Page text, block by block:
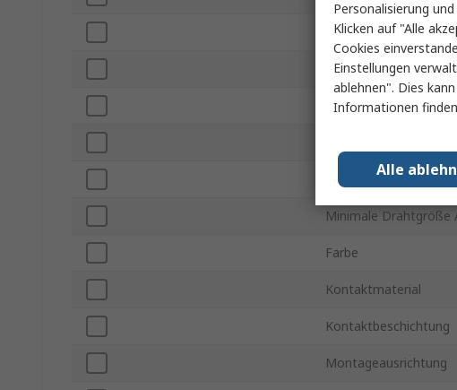
Flachstecker Breite
Isoliert/nicht isoliert
Drahtgröße max mm2
Drahtgröße min mm2
Minimale Drahtgröße
Farbe
Kontaktmaterial
Kontaktbeschichtung
Montageausrichtung
Personalisierung
Klicken auf "Alle
Cookies
Einstellungen
ablehnen". Dies
Informationen
Alle